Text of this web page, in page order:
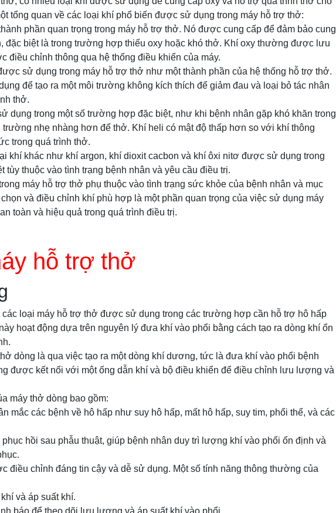
tổng quan về các loại khí phổ biến được sử dụng trong máy hỗ trợ thở:
phần quan trọng trong máy hỗ trợ thở. Nó được cung cấp để đảm bảo cung
đặc biệt là trong trường hợp thiếu oxy hoặc khó thở. Khí oxy thường được lưu
điều chỉnh thông qua hệ thống điều khiển của máy.
sử dụng trong máy hỗ trợ thở như một thành phần của hệ thống hỗ trợ thở.
để tạo ra một môi trường không kích thích để giảm đau và loại bỏ tác nhân
thở.
dụng trong một số trường hợp đặc biệt, như khi bệnh nhân gặp khó khăn trong
nhẹ nhàng hơn để thở. Khí heli có mật độ thấp hơn so với khí thông
trong quá trình thở.
khí khác như khí argon, khí dioxit cacbon và khí ôxi nitơ được sử dụng trong
tùy thuộc vào tình trạng bệnh nhân và yêu cầu điều trị.
máy hỗ trợ thở phụ thuộc vào tình trạng sức khỏe của bệnh nhân và mục
và điều chỉnh khí phù hợp là một phần quan trọng của việc sử dụng máy
toàn và hiệu quả trong quá trình điều trị.
hỗ trợ thở
các loại máy hỗ trợ thở được sử dụng trong các trường hợp cần hỗ trợ hô hấp
hoạt động dựa trên nguyên lý đưa khí vào phổi bằng cách tạo ra dòng khí ổn
dòng là qua việc tạo ra một dòng khí dương, tức là đưa khí vào phổi bệnh
được kết nối với một ống dẫn khí và bộ điều khiển để điều chỉnh lưu lượng và
máy thở dòng bao gồm:
mắc các bệnh về hô hấp như suy hô hấp, mất hô hấp, suy tim, phổi thể, và các
hồi sau phẫu thuật, giúp bệnh nhân duy trì lượng khí vào phổi ổn định và
điều chỉnh đáng tin cậy và dễ sử dụng. Một số tính năng thông thường của
và áp suất khí.
báo để theo dõi lưu lượng và áp suất khí vào phổi.